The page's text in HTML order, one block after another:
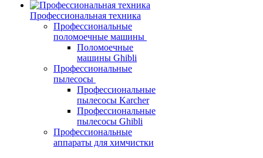
Профессиональная техника
Профессиональные
поломоечные машины
Поломоечные
машины Ghibli
Профессиональные
пылесосы
Профессиональные
пылесосы Karcher
Профессиональные
пылесосы Ghibli
Профессиональные
аппараты для химчистки